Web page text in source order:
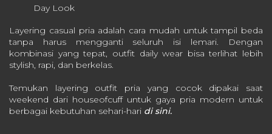
Day Look
Layering casual pria adalah cara mudah untuk tampil beda
tanpa harus mengganti seluruh isi lemari. Dengan
kombinasi yang tepat, outfit daily wear bisa terlihat lebih
stylish, rapi, dan berkelas.
Temukan layering outfit pria yang cocok dipakai saat
weekend dari houseofcuff untuk gaya pria modern untuk
berbagai kebutuhan sehari-hari di sini.